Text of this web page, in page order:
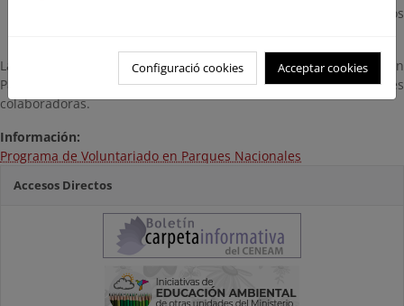
materiales para las actividades e identificación de los
La participación en los diferentes proyectos de voluntariado en
Parques Nacionales se realiza a través de las organizaciones
colaboradoras.
Información:
Programa de Voluntariado en Parques Nacionales
Accesos Directos
Configuració cookies Acceptar cookies